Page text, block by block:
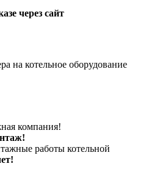
через сайт
на котельное оборудование
компания!
работы котельной